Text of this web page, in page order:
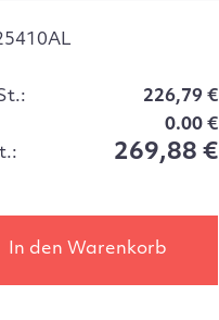
226,79 €
0.00 €
269,88 €
In den Warenkorb